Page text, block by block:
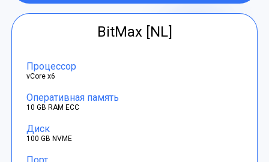
BitMax [NL]
Процессор
vCore x6
Оперативная память
10 GB RAM ECC
Диск
100 GB NVME
Порт